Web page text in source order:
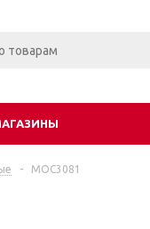
- MOC3081